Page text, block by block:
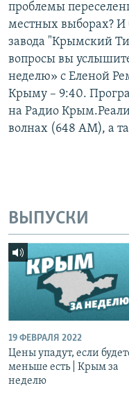
проблемы
местных выборах? И
завода "Крымский
вопросы вы
неделю» с Еленой
Крыму – 9:40.
на Радио
волнах (648 АМ), а
ВЫПУСКИ
19 ФЕВРАЛЯ 2022
Цены упадут, если
меньше есть | Крым за
неделю